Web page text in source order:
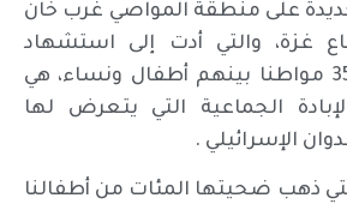
على منطقة المواصي غرب خان
غزة، والتي أدت إلى استشهاد
وإصابة أكثر من 350 مواطنا بينهم أطفال ونساء، هي
الجماعية التي يتعرض لها
الإسرائيلي .
ذهب ضحيتها المئات من أطفالنا